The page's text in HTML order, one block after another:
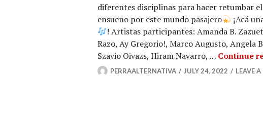
diferentes disciplinas para hacer retumbar
ensueño por este mundo pasajero
¡Acá
! Artistas participantes: Amanda B.
Razo, Ay Gregorio!, Marco Augusto, Angela
Szavio Oivazs, Hiram Navarro, … Continue
PERRAALTERNATIVA JULY 24, 2022 LEAVE